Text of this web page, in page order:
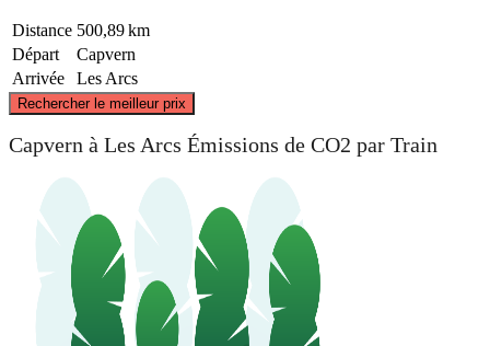
Distance 500,89 km
Départ
Capvern
Arrivée
Les Arcs
Rechercher le meilleur prix
Capvern
Capvern à Les Arcs Émissions de CO2 par Train